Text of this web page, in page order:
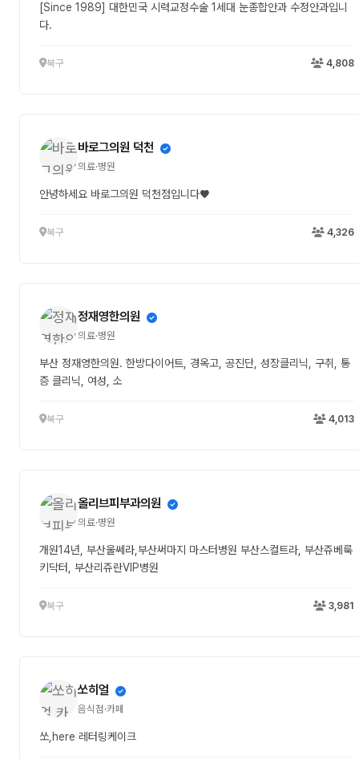
[Since 1989] 대한민국 시력교정수술 1세대 눈종합안과 수정안과입니
다.
북구 4,808
바로그의원 덕천
의료·병원
안녕하세요 바로그의원 덕천점입니다♥
북구 4,326
정재영한의원
의료·병원
부산 정재영한의원. 한방다이어트, 경옥고, 공진단, 성장클리닉, 구취, 통
증 클리닉, 여성, 소
북구 4,013
올리브피부과의원
의료·병원
개원14년, 부산울쎄라,부산써마지 마스터병원 부산스컬트라, 부산쥬베룩
키닥터, 부산리쥬란VIP병원
북구 3,981
쏘히얼
음식점·카페
쏘,here 레터링케이크